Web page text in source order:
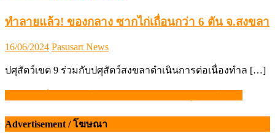
ทำลายแล้ว! ของกลาง ซากไก่เถื่อนกว่า 6 ตัน จ.สงขลา
Posted
16/06/2024 Author
Pasusart News
ปศุสัตว์เขต 9 ร่วมกับปศุสัตว์สงขลาดำเนินการต่อเนื่องทำล […]
แนะแนว
เรื่อง
Advertisement / โฆษณา